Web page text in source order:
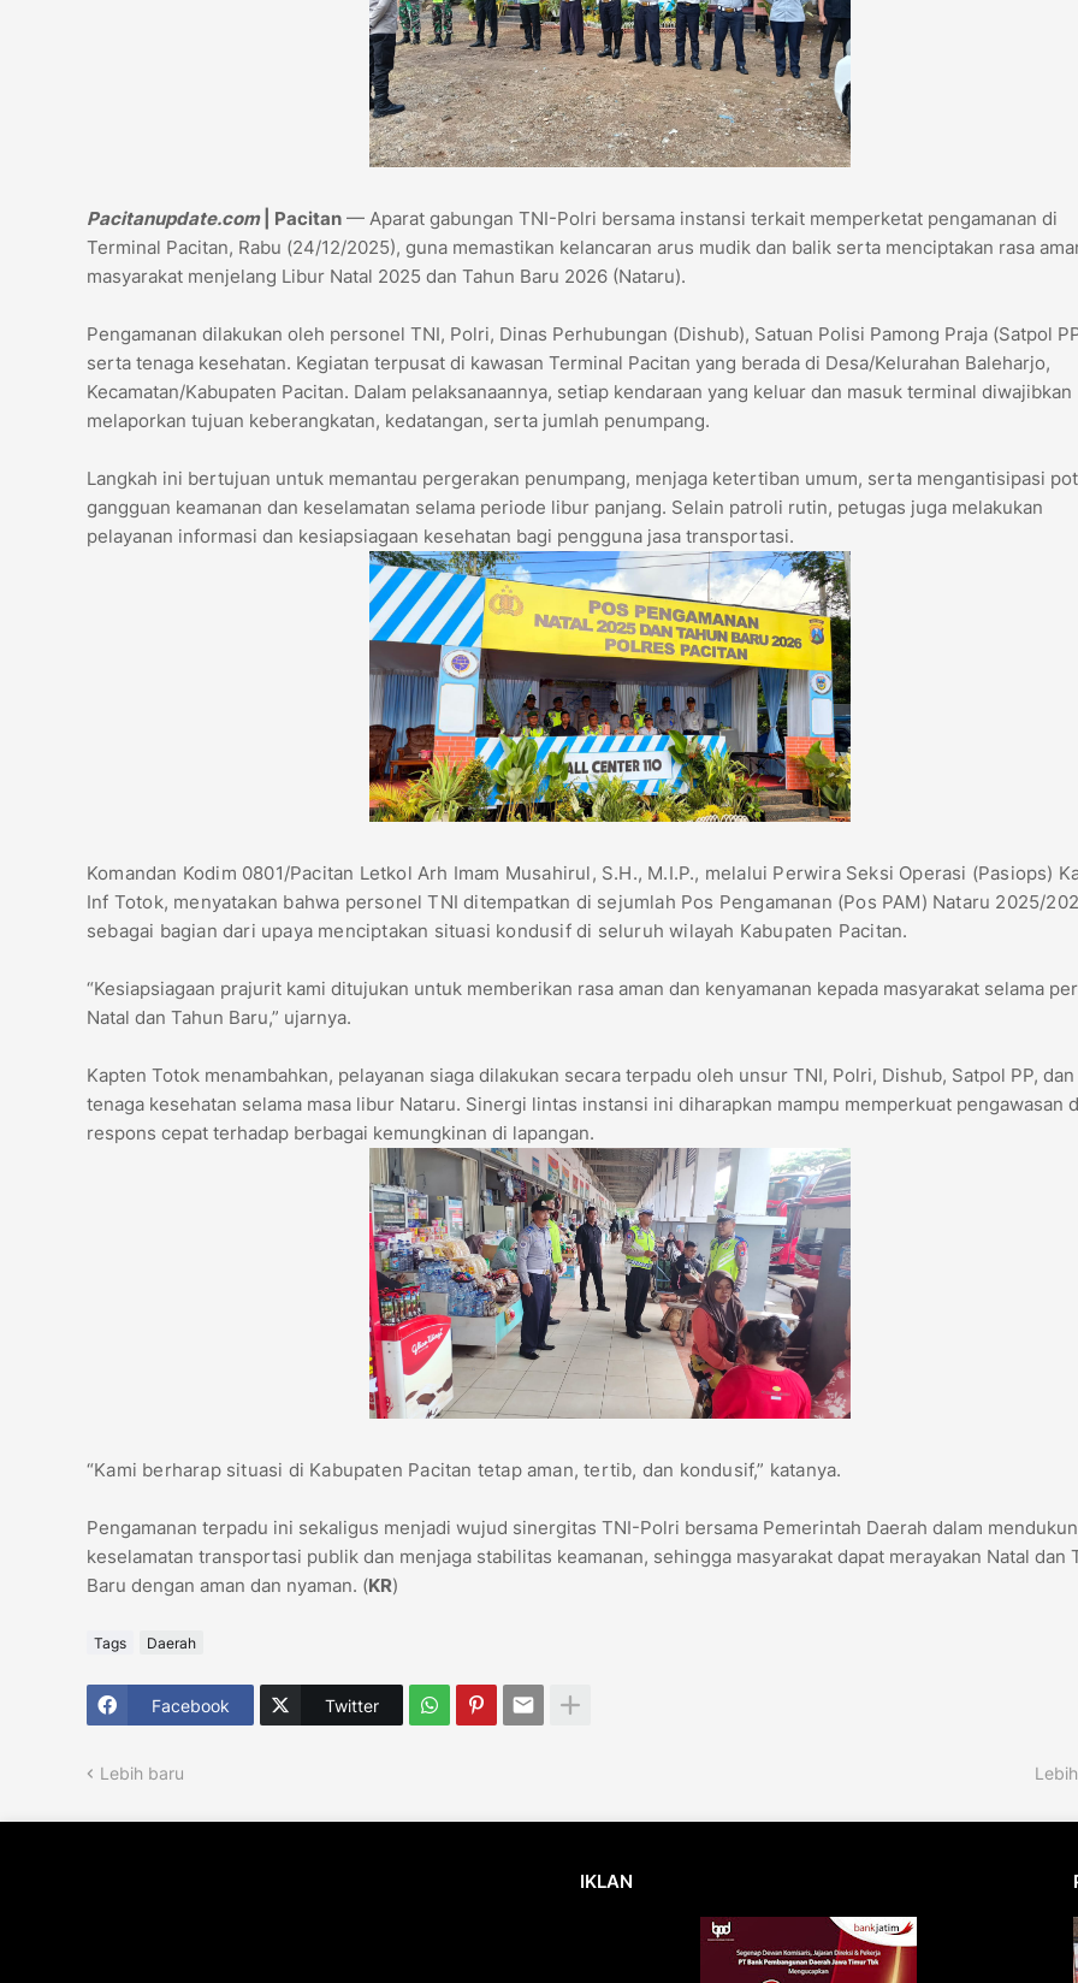
Pacitanupdate.com | Pacitan — Aparat gabungan TNI-Polri bersama instansi terkait memperketat pengamanan di
Terminal Pacitan, Rabu (24/12/2025), guna memastikan kelancaran arus mudik dan balik serta menciptakan rasa
masyarakat menjelang Libur Natal 2025 dan Tahun Baru 2026 (Nataru).
Pengamanan dilakukan oleh personel TNI, Polri, Dinas Perhubungan (Dishub), Satuan Polisi Pamong Praja (Satpol
serta tenaga kesehatan. Kegiatan terpusat di kawasan Terminal Pacitan yang berada di Desa/Kelurahan Baleharjo,
Kecamatan/Kabupaten Pacitan. Dalam pelaksanaannya, setiap kendaraan yang keluar dan masuk terminal diwajibkan
melaporkan tujuan keberangkatan, kedatangan, serta jumlah penumpang.
Langkah ini bertujuan untuk memantau pergerakan penumpang, menjaga ketertiban umum, serta mengantisipasi
gangguan keamanan dan keselamatan selama periode libur panjang. Selain patroli rutin, petugas juga melakukan
pelayanan informasi dan kesiapsiagaan kesehatan bagi pengguna jasa transportasi.
Komandan Kodim 0801/Pacitan Letkol Arh Imam Musahirul, S.H., M.I.P., melalui Perwira Seksi Operasi (Pasiops)
Inf Totok, menyatakan bahwa personel TNI ditempatkan di sejumlah Pos Pengamanan (Pos PAM) Nataru 2025/
sebagai bagian dari upaya menciptakan situasi kondusif di seluruh wilayah Kabupaten Pacitan.
“Kesiapsiagaan prajurit kami ditujukan untuk memberikan rasa aman dan kenyamanan kepada masyarakat selama
Natal dan Tahun Baru,” ujarnya.
Kapten Totok menambahkan, pelayanan siaga dilakukan secara terpadu oleh unsur TNI, Polri, Dishub, Satpol PP, dan
tenaga kesehatan selama masa libur Nataru. Sinergi lintas instansi ini diharapkan mampu memperkuat pengawasan
respons cepat terhadap berbagai kemungkinan di lapangan.
“Kami berharap situasi di Kabupaten Pacitan tetap aman, tertib, dan kondusif,” katanya.
Pengamanan terpadu ini sekaligus menjadi wujud sinergitas TNI-Polri bersama Pemerintah Daerah dalam
keselamatan transportasi publik dan menjaga stabilitas keamanan, sehingga masyarakat dapat merayakan Natal dan
Baru dengan aman dan nyaman. (KR)
Tags Daerah
Facebook Twitter
Lebih baru
IKLAN